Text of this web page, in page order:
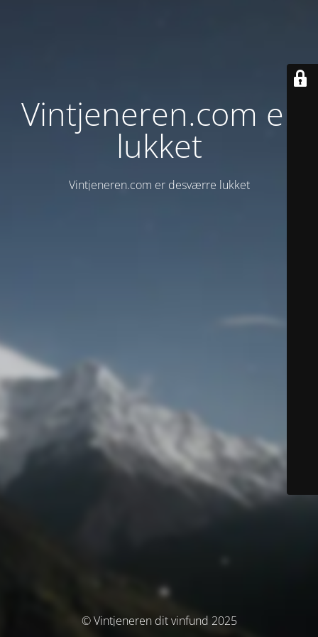
Vintjeneren.com er
lukket
Vintjeneren.com er desværre lukket
© Vintjeneren dit vinfund 2025